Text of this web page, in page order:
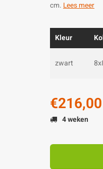
cm. Lees meer
Kleur
zwart
€216,00
4 weken